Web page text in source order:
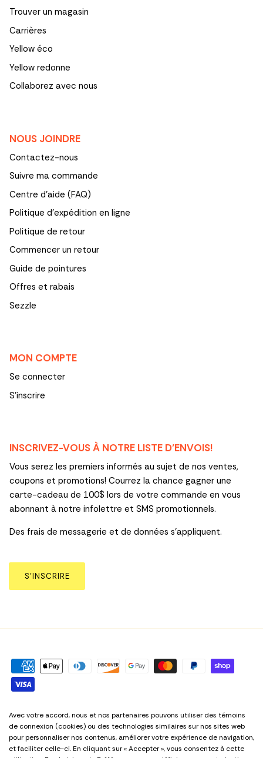
Trouver un magasin
Carrières
Yellow éco
Yellow redonne
Collaborez avec nous
NOUS JOINDRE
Contactez-nous
Suivre ma commande
Centre d'aide (FAQ)
Politique d’expédition en ligne
Politique de retour
Commencer un retour
Guide de pointures
Offres et rabais
Sezzle
MON COMPTE
Se connecter
S'inscrire
INSCRIVEZ-VOUS À NOTRE LISTE D’ENVOIS!
Vous serez les premiers informés au sujet de nos ventes,
coupons et promotions! Courrez la chance gagner une
carte-cadeau de 100$ lors de votre commande en vous
abonnant à notre infolettre et SMS promotionnels.
Des frais de messagerie et de données s’appliquent.
S’INSCRIRE
Politique sur la Vie Privée
Termes et conditions
Préférences relatives aux cookies
Avec votre accord, nous et nos partenaires pouvons utiliser des témoins
de connexion (cookies) ou des technologies similaires sur nos sites web
pour personnaliser nos contenus, améliorer votre expérience de navigation,
et faciliter celle-ci. En cliquant sur « Accepter », vous consentez à cette